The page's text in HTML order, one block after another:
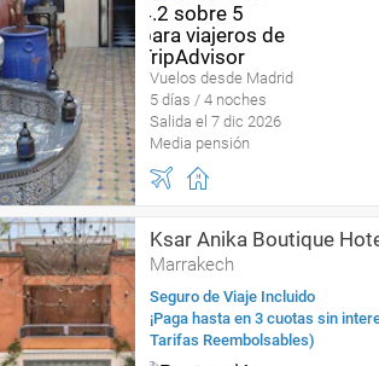
Vuelos desde Madrid
5 días / 4 noches
Salida el 7 dic 2026
Media pensión
Ksar Anika Boutique
Marrakech
Seguro de Viaje Incluido
¡Paga hasta en 3 cuotas sin
Tarifas Reembolsables)